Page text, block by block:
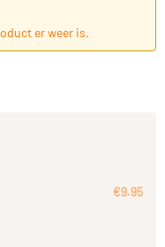
er weer is.
€9.95